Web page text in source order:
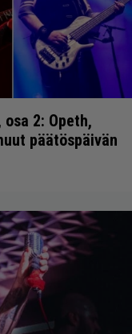
2: Opeth,
päätöspäivän